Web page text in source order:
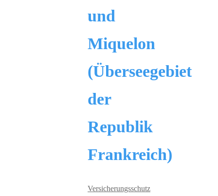
und
Miquelon
(Überseegebiet
der
Republik
Frankreich)
Versicherungsschutz